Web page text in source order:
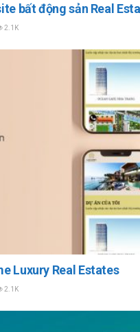
bất động sản Real
2.1K
Luxury Real Estates
2.1K